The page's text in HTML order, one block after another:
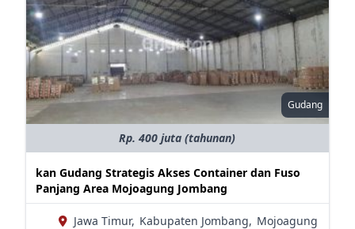
Gudang
Rp. 400 juta (tahunan)
kan Gudang Strategis Akses Container dan Fuso
Panjang Area Mojoagung Jombang
Jawa Timur, Kabupaten Jombang, Mojoagung